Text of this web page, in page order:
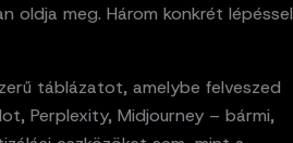
oldja meg. Három konkrét lépéssel
táblázatot, amelybe felveszed
Perplexity, Midjourney – bármi,